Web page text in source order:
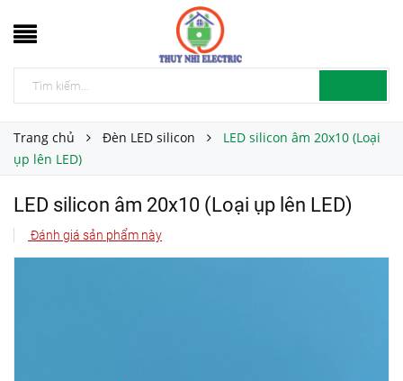
Trang chủ Đèn LED silicon
LED silicon âm 20x10 (Loại
ụp lên LED)
LED silicon âm 20x10 (Loại ụp lên LED)
Đánh giá sản phẩm này